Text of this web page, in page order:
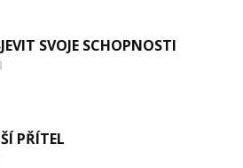
SVOJE SCHOPNOSTI
PŘÍTEL